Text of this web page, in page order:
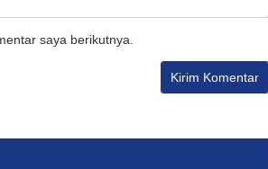
saya berikutnya.